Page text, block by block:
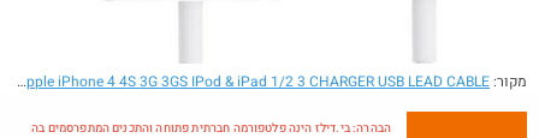
מקור: - 100% GENUINE Apple iPhone 4 4S 3G 3GS IPod & iPad 1/2 3 CHARGER USB LEAD CABLE
הבהרה: בי.דילז הינה פלטפורמה חברתית פתוחה והתכנים המתפרסמים בה